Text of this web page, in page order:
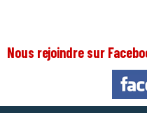
Nous rejoindre sur